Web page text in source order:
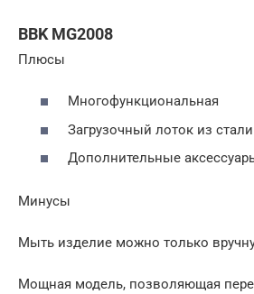
BBK MG2008
Плюсы
Многофункциональная
Загрузочный лоток из стали
Дополнительные
Минусы
Мыть изделие можно только
Мощная модель, позволяющая